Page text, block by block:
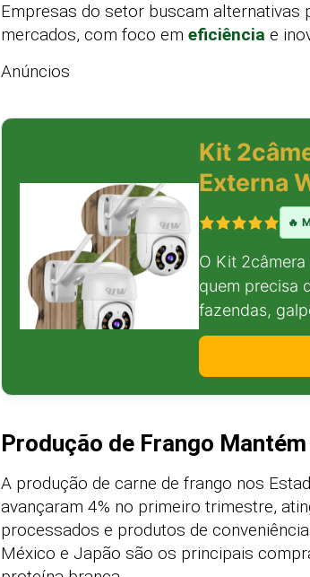
Empresas do setor buscam
mercados, com foco em eficiência e
Anúncios
Kit
Externa
🔥
O Kit
quem precisa
fazendas,
Produção de Frango
A produção de carne de frango nos
avançaram 4% no primeiro trimestre,
processados e produtos de
México e Japão são os principais